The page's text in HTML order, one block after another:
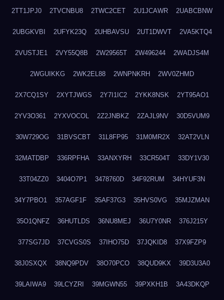
2TT1JPJ0 2TVCNBU8 2TWC2CET 2U1JCAWR 2UABCBNW
2UBGKVBI 2UFYK23Q 2UHBAVSU 2UT1DWVT 2VA5KTQ4
2VUSTJE1 2VY55Q8B 2W29565T 2W496244 2WADJS4M
2WGUIKKG 2WK2EL88 2WNPNKRH 2WV0ZHMD
2X7CQ1SY 2XYTJWGS 2Y7I1IC2 2YKK8NSK 2YT95AO1
2YV3O361 2YXVOCOL 2Z2JNBKZ 2ZAJL9NV 30D5VUM9
30W729OG 31BVSCBT 31L8FP95 31M0MR2X 32AT2VLN
32MATDBP 336RPFHA 33ANXYRH 33CR504T 33DY1V30
33T04ZZ0 3404O7P1 3478760D 34F92RUM 34HYUF3N
34Y7PBO1 357AGF1F 35AF37G3 35HVS0VG 35MJZMAN
35O1QNFZ 36HUTLDS 36NU8MEJ 36U7Y0NR 376J215Y
377SG7JD 37CVGS0S 37IHO75D 37JQKID8 37X9FZP9
38J0SXQX 38NQ9PDV 38O70PCO 38QUD9KX 39D3U3A0
39LAIWA9 39LCYZRI 39MGWN55 39PXKH1B 3A43DKQP